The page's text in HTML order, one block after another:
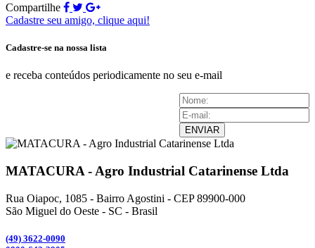
Compartilhe
Cadastre seu amigo, clique aqui!
Cadastre-se na nossa lista
e receba conteúdos periodicamente no seu e-mail
ENVIAR
MATACURA - Agro Industrial Catarinense Ltda
Rua Oiapoc, 1085 - Bairro Agostini - CEP 89900-000
São Miguel do Oeste - SC - Brasil
(49) 3622-0090